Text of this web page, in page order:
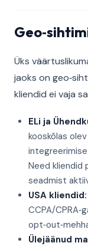
Üks
jaoks on
kliendid ei vaja
ELi ja
kooskõlas
Need kliendid
seadmist
USA kliendid:
CCPA/
Ülejäänud